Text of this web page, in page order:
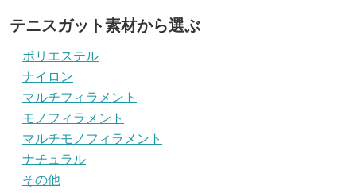
テニスガット素材から選ぶ
ポリエステル
ナイロン
マルチフィラメント
モノフィラメント
マルチモノフィラメント
ナチュラル
その他